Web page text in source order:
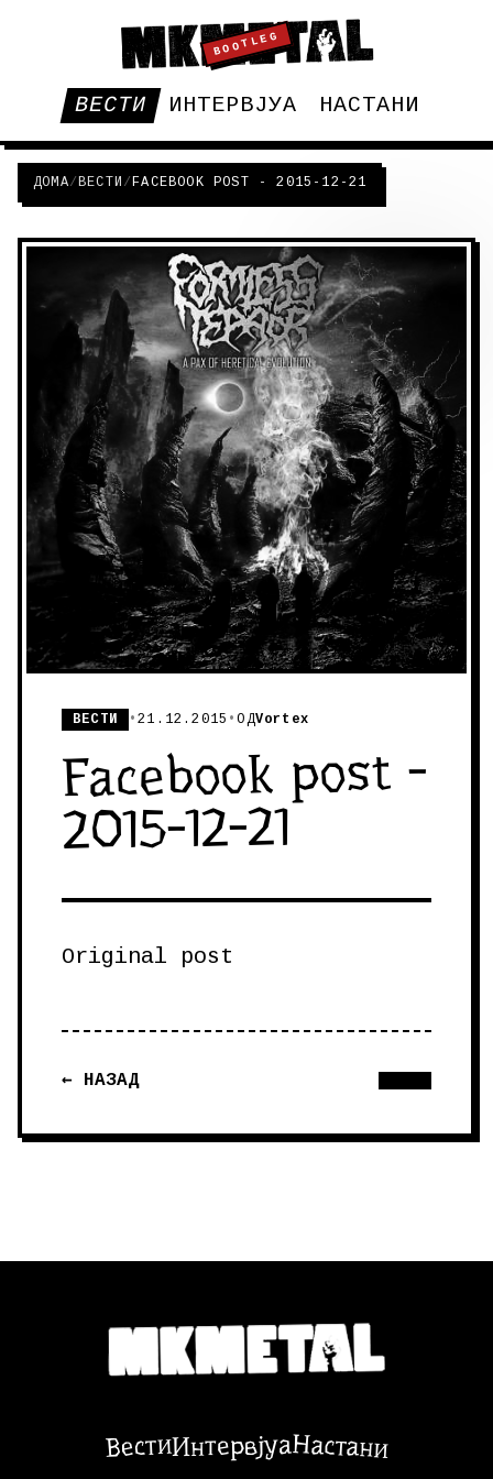
BOOTLEG
ВЕСТИ ИНТЕРВЈУА НАСТАНИ
ДОМА/ВЕСТИ /FACEBOOK POST - 2015-12-21
ВЕСТИ •21.12.2015 •ОДVortex
Facebook post -
2015-12-21
Original post
← НАЗАД
ВестиИнтервјуаНастани